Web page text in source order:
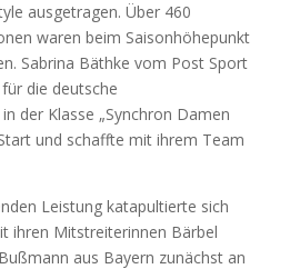
ausgetragen. Über 460
waren beim Saisonhöhepunkt
Sabrina Bäthke vom Post Sport
die deutsche
der Klasse „Synchron Damen
und schaffte mit ihrem Team
Leistung katapultierte sich
ihren Mitstreiterinnen Bärbel
aus Bayern zunächst an